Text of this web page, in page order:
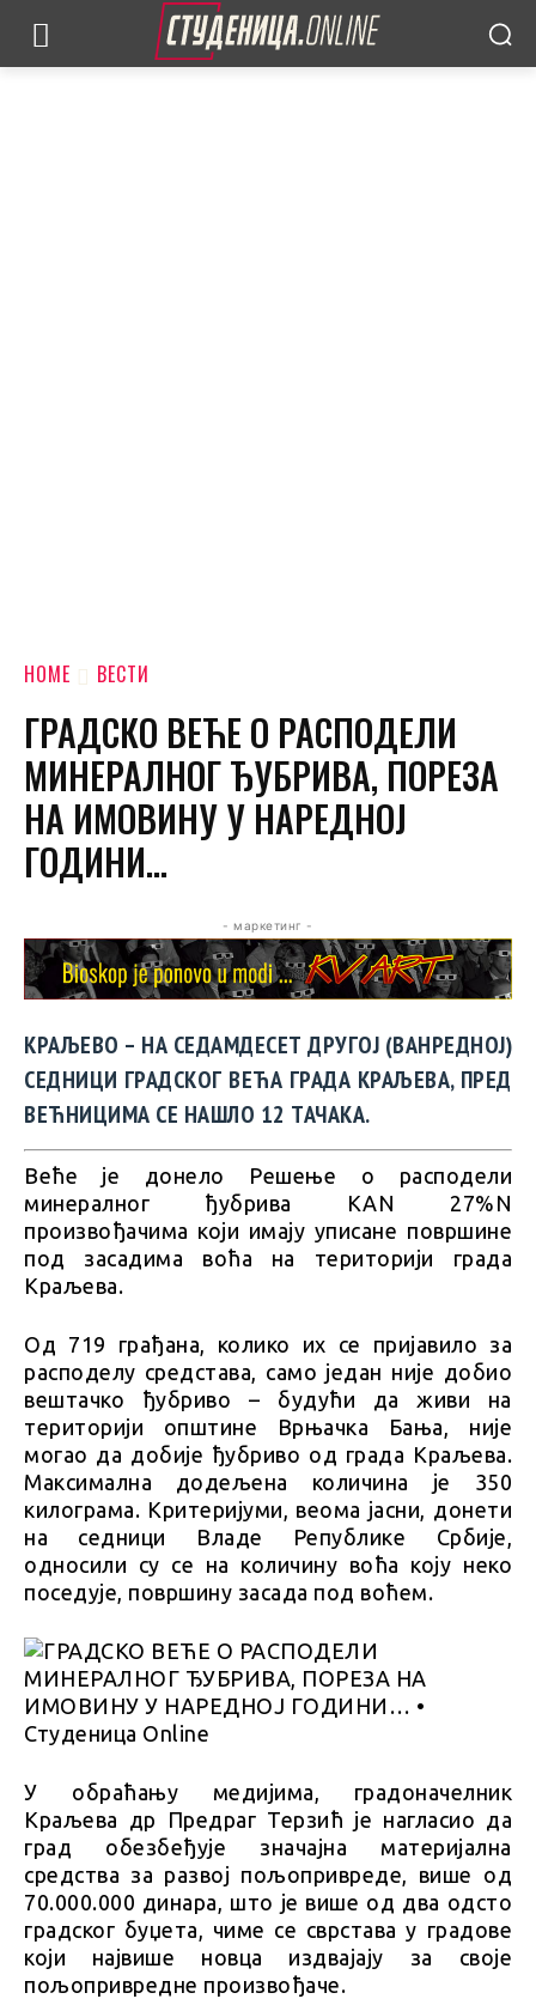
HOME ВЕСТИ
ГРАДСКО ВЕЋЕ О РАСПОДЕЛИ
МИНЕРАЛНОГ ЂУБРИВА, ПОРЕЗА
НА ИМОВИНУ У НАРЕДНОЈ
ГОДИНИ…
- маркетинг -
КРАЉЕВО – НА СЕДАМДЕСЕТ ДРУГОЈ (ВАНРЕДНОЈ)
СЕДНИЦИ ГРАДСКОГ ВЕЋА ГРАДА КРАЉЕВА, ПРЕД
ВЕЋНИЦИМА СЕ НАШЛО 12 ТАЧАКА.
Веће је донело Решење о расподели
минералног ђубрива КАN 27%N
произвођачима који имају уписане површине
под засадима воћа на територији града
Краљева.
Од 719 грађана, колико их се пријавило за
расподелу средстава, само један није добио
вештачко ђубриво – будући да живи на
територији општине Врњачка Бања, није
могао да добије ђубриво од града Краљева.
Максимална додељена количина је 350
килограма. Критеријуми, веома јасни, донети
на седници Владе Републике Србије,
односили су се на количину воћа коју неко
поседује, површину засада под воћем.
У обраћању медијима, градоначелник
Краљева др Предраг Терзић je нагласио да
град обезбеђује значајна материјална
средства за развој пољопривреде, више од
70.000.000 динара, што је више од два одсто
градског буџета, чиме се сврстава у градове
који највише новца издвајају за своје
пољопривредне произвођаче.